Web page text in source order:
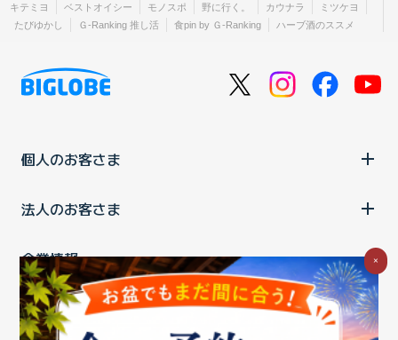
キテミヨ
ベストオイシー モノスポ 野に行く。 カウナラ
ミツケヨ
たびゆかし
Ｇ-Ranking 推し活 食pin by Ｇ-Ranking ハーブ酒のススメ
個人のお客さま
法人のお客さま
企業情報
ご利用中の方
×